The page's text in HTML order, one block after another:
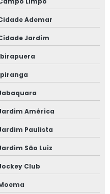
mecanicos
de vagões
de vagões
de vagões
transportadora
Ademar
Jardim
América
Paulista
São Luiz
Club